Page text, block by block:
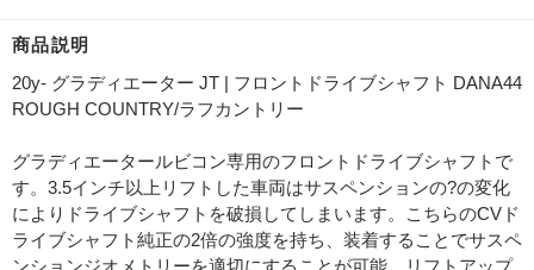
商品説明
20y- グラディエーター JT | フロントドライブシャフト DANA44
ROUGH COUNTRY/ラフカントリー
グラディエータールビコン専用のフロントドライブシャフトで
す。3.5インチ以上リフトした車両はサスペンションの?の変化
によりドライブシャフトを破損してしまいます。こちらのCVド
ライブシャフト純正の2倍の強度を持ち、装着することでサスペ
ンションジオメトリーを適切にすることが可能。リフトアップ